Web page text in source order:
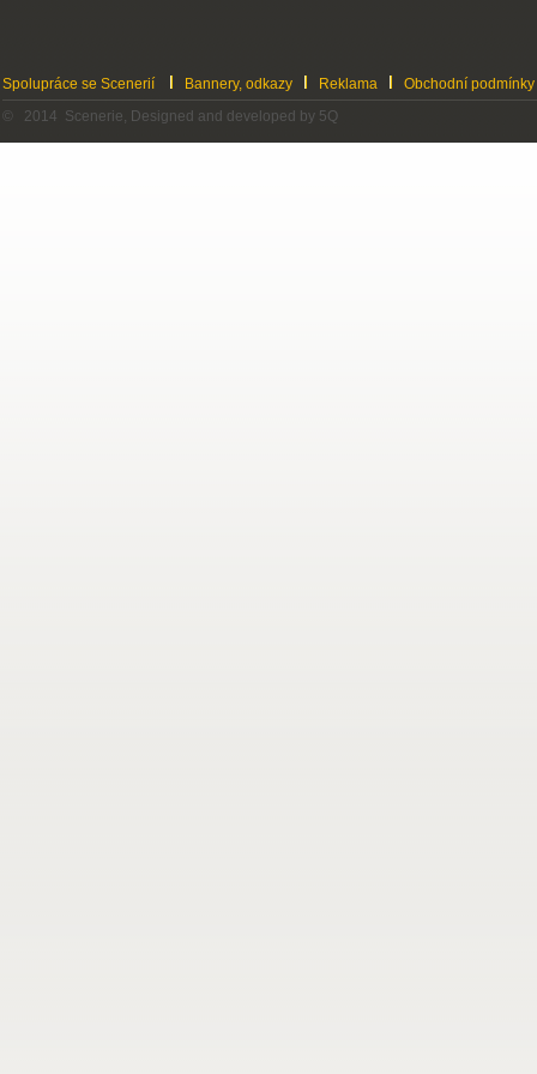
Spolupráce se Scenerií Bannery, odkazy Reklama
Obchodní podmínky
© 2014 Scenerie, Designed and developed by 5Q